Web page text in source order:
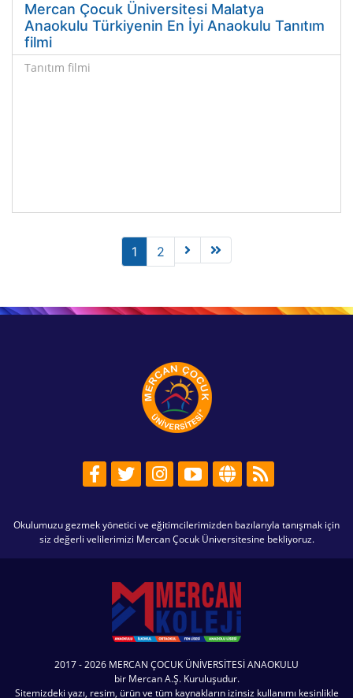
Mercan Çocuk Üniversitesi Malatya
Anaokulu Türkiyenin En İyi Anaokulu Tanıtım
filmi
Tanıtım filmi
1 2 İleri
Okulumuzu gezmek yönetici ve eğitimcilerimizden bazılarıyla tanışmak için
siz değerli velilerimizi Mercan Çocuk Üniversitesine bekliyoruz.
2017 - 2026 MERCAN ÇOCUK ÜNİVERSİTESİ ANAOKULU
bir Mercan A.Ş. Kuruluşudur.
Sitemizdeki yazı, resim, ürün ve tüm kaynakların izinsiz kullanımı kesinlikle